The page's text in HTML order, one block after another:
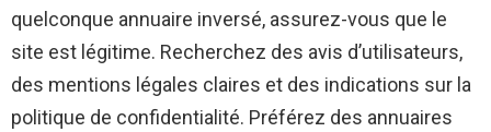
quelconque annuaire inversé, assurez-vous que le
site est légitime. Recherchez des avis d’utilisateurs,
des mentions légales claires et des indications sur la
politique de confidentialité. Préférez des annuaires